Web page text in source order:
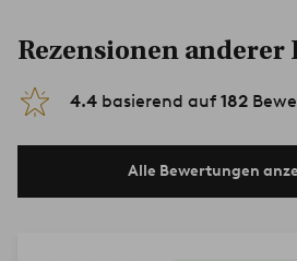
Rezensionen anderer
4.4 basierend auf 182
Alle Bewertungen